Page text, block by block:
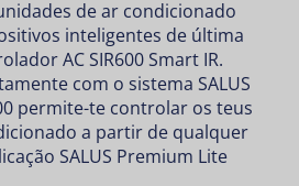
de ar condicionado
inteligentes de última
AC SIR600 Smart IR.
com o sistema SALUS
permite-te controlar os teus
a partir de qualquer
SALUS Premium Lite